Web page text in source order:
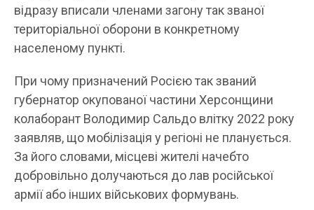
відразу вписали членами загону так званої
територіальної оборони в конкретному
населеному пункті.
При чому призначений Росією так званий
губернатор окупованої частини Херсонщини
колаборант Володимир Сальдо влітку 2022 року
заявляв, що мобілізація у регіоні не планується.
За його словами, місцеві жителі начебто
добровільно долучаються до лав російської
армії або інших військових формувань.